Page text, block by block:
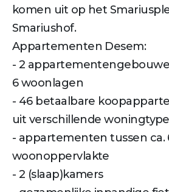
komen uit op het
Smariushof.
Appartementen Desem:
- 2
6 woonlagen
- 46 betaalbare
uit verschillende
- appartementen tussen ca.
woonoppervlakte
- 2 (slaap)kamers